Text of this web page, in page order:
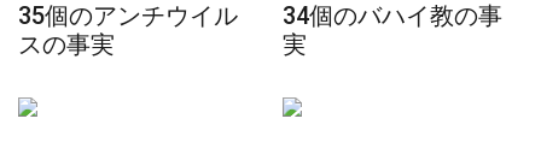
35個のアンチウイル
スの事実
34個のバハイ教の事
実